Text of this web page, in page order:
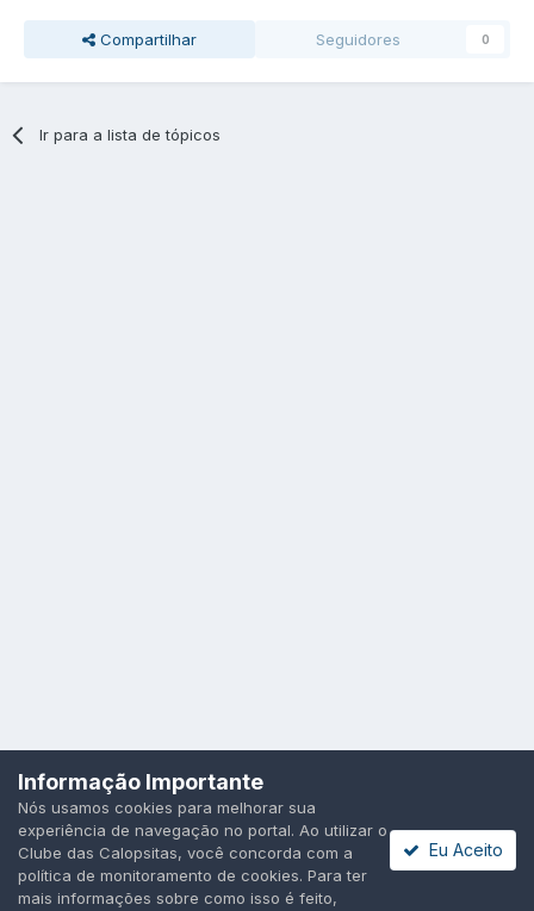
Compartilhar Seguidores 0
Ir para a lista de tópicos
Idioma Política de Privacidade
Todos os direitos reservados.
Powered by Invision Community
Informação Importante
Nós usamos cookies para melhorar sua
experiência de navegação no portal. Ao utilizar o
Clube das Calopsitas, você concorda com a
política de monitoramento de cookies. Para ter
mais informações sobre como isso é feito,
Eu Aceito